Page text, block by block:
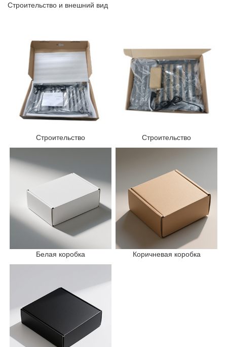
Строительство и внешний вид
Строительство Строительство
Белая коробка Коричневая коробка